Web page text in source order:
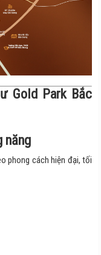
Gold Park Bắc
năng
phong cách hiện đại, tối